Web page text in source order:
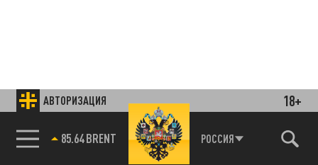
АВТОРИЗАЦИЯ 18+
85.64 BRENT РОССИЯ